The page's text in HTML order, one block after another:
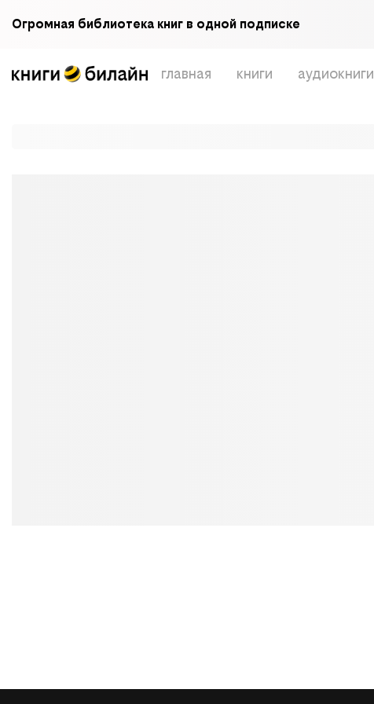
Огромная библиотека книг в одной подписке
главная книги аудиокниги